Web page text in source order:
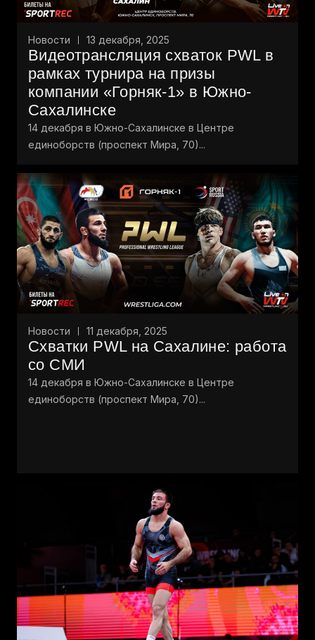
Новости 13 декабря, 2025
Видеотрансляция схваток PWL в
рамках турнира на призы
компании «Горняк-1» в Южно-
Сахалинске
14 декабря в Южно-Сахалинске в Центре
единоборств (проспект Мира, 70)...
Новости 11 декабря, 2025
Схватки PWL на Сахалине: работа
со СМИ
14 декабря в Южно-Сахалинске в Центре
единоборств (проспект Мира, 70)...